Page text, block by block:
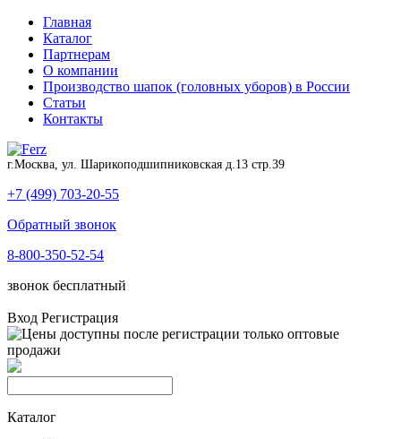
Главная
Каталог
Партнерам
О компании
Производство шапок (головных уборов) в России
Статьи
Контакты
г.Москва, ул. Шарикоподшипниковская д.13 стр.39
+7 (499) 703-20-55
Обратный звонок
8-800-350-52-54
звонок бесплатный
Вход Регистрация
Каталог